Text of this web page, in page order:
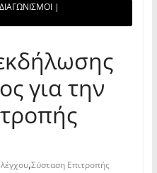
|
για την
,Σύσταση Επιτροπής